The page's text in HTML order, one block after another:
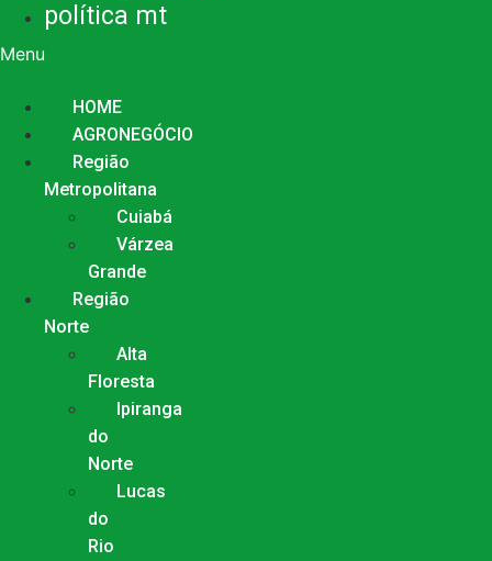
política mt
Menu
HOME
AGRONEGÓCIO
Região
Metropolitana
Cuiabá
Várzea
Grande
Região
Norte
Alta
Floresta
Ipiranga
do
Norte
Lucas
do
Rio